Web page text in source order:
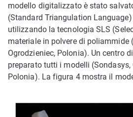
modello digitalizzato è stato
(Standard Triangulation
utilizzando la tecnologia SLS
materiale in polvere di poliammide
Ogrodzieniec, Polonia). Un centro
preparato tutti i modelli (Sondasys,
Polonia). La figura 4 mostra il